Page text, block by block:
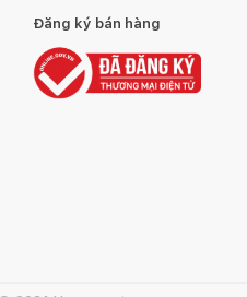
Đăng ký bán hàng